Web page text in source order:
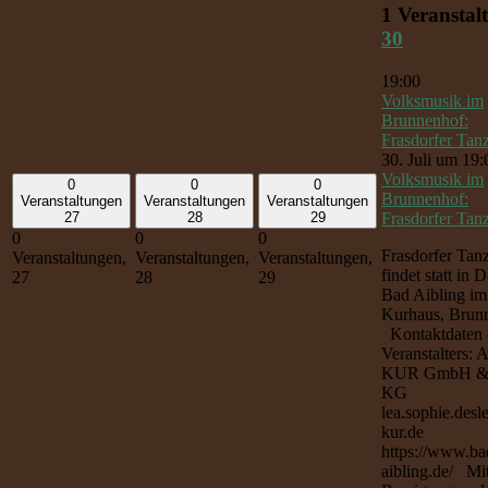
0
Veranstaltungen
27
0
Veranstaltungen,
27
0
Veranstaltungen
28
0
Veranstaltungen,
28
0
Veranstaltungen
29
0
Veranstaltungen,
29
1
30
19:00
Volksmusik im
Brunnenhof:
Frasdorfer
30. Juli um
Volksmusik im
Brunnenhof:
Frasdorfer
Frasdorfer
findet statt in
Bad Aibling im
Kurhaus,
Kontaktdaten
Veranstalters:
KUR GmbH
KG
kur.de
https://
aibling.de/